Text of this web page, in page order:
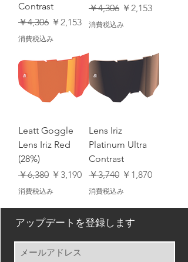
Contrast
通常価格
￥4,306 セール価格
￥2,153
消費税込み
通常価格
￥4,306 セール価格
￥2,153
消費税込み
Leatt Goggle
Lens Iriz Red
(28%)
通常価格
￥6,380 セール価格
￥3,190
消費税込み
Lens Iriz
Platinum Ultra
Contrast
通常価格
￥3,740 セール価格
￥1,870
消費税込み
アップデートを登録します